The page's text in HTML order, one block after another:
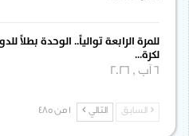
للمرة الرابعة توالياً.. الوحدة بطلاً
لكرة…
السابق التالي